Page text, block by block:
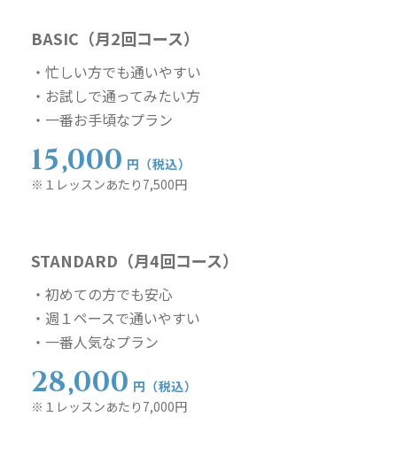
BASIC（月2回コース）
・忙しい方でも通いやすい
・お試しで通ってみたい方
・一番お手頃なプラン
15,000 円（税込）
※１レッスンあたり7,500円
STANDARD（月4回コース）
・初めての方でも安心
・週１ペースで通いやすい
・一番人気なプラン
28,000 円（税込）
※１レッスンあたり7,000円